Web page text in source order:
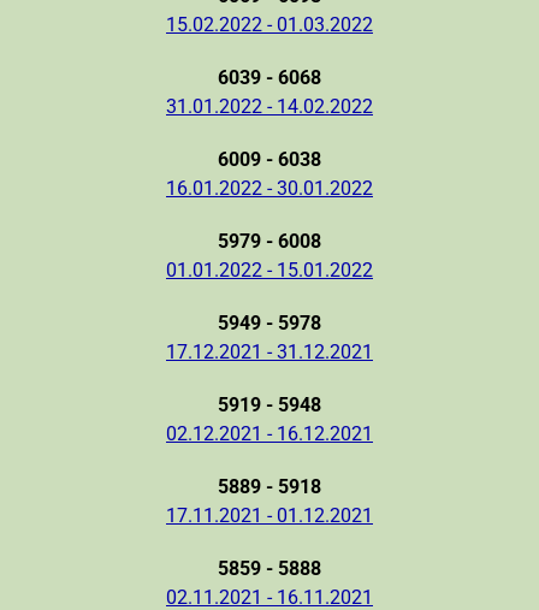
15.02.2022 - 01.03.2022
6039 - 6068
31.01.2022 - 14.02.2022
6009 - 6038
16.01.2022 - 30.01.2022
5979 - 6008
01.01.2022 - 15.01.2022
5949 - 5978
17.12.2021 - 31.12.2021
5919 - 5948
02.12.2021 - 16.12.2021
5889 - 5918
17.11.2021 - 01.12.2021
5859 - 5888
02.11.2021 - 16.11.2021